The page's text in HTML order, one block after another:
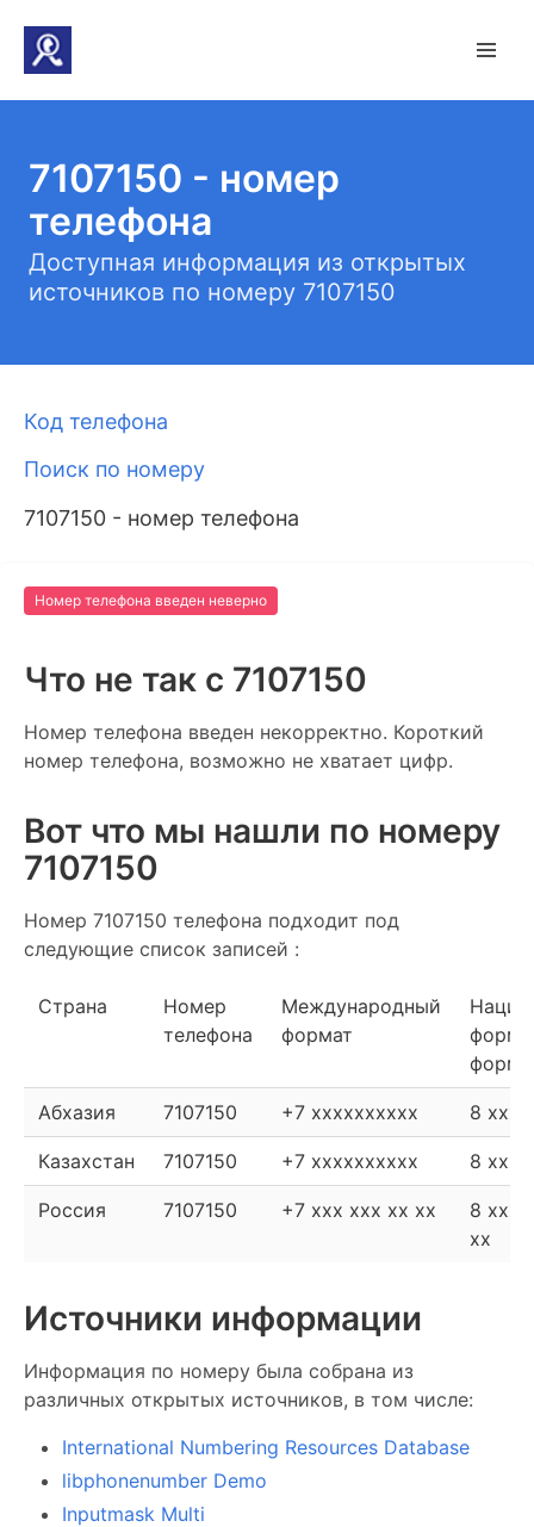
7107150 - номер
телефона
Доступная информация из открытых
источников по номеру 7107150
Код телефона
Поиск по номеру
7107150 - номер телефона
Номер телефона введен неверно
Что не так c 7107150
Номер телефона введен некорректно. Короткий
номер телефона, возможно не хватает цифр.
Вот что мы нашли по номеру
7107150
Номер 7107150 телефона подходит под
следующие список записей :
Страна
Номер
телефона
Международный
формат
Абхазия 7107150 +7 xxxxxxxxxx 8
Казахстан 7107150 +7 xxxxxxxxxx 8
Россия 7107150 +7 xxx xxx xx xx
8 xxx
xx
Источники информации
Информация по номеру была собрана из
различных открытых источников, в том числе:
International Numbering Resources Database
libphonenumber Demo
Inputmask Multi